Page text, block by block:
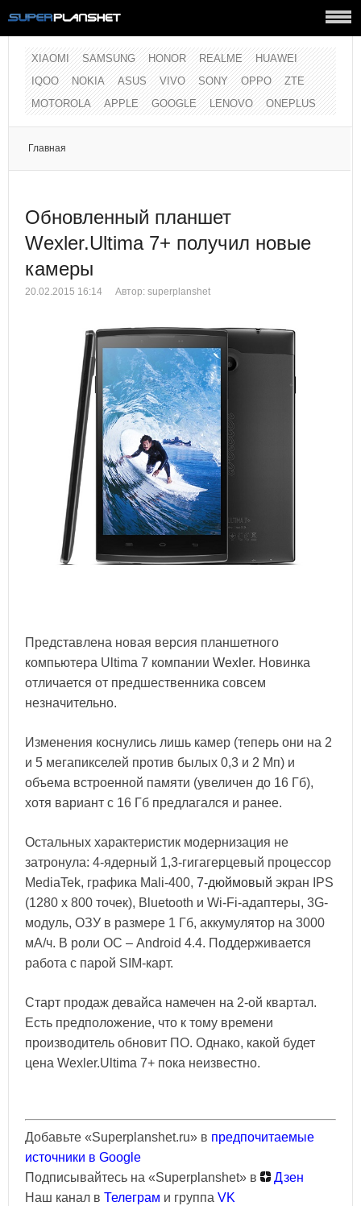
XIAOMI SAMSUNG HONOR REALME
HUAWEI
IQOO
NOKIA ASUS VIVO SONY OPPO
ZTE
MOTOROLA
APPLE GOOGLE LENOVO ONEPLUS
Главная
Обновленный планшет
Wexler.Ultima 7+ получил новые
камеры
20.02.2015 16:14 Автор: superplanshet
Представлена новая версия планшетного
компьютера Ultima 7 компании Wexler. Новинка
отличается от предшественника совсем
незначительно.
Изменения коснулись лишь камер (теперь они на 2
и 5 мегапикселей против былых 0,3 и 2 Мп) и
объема встроенной памяти (увеличен до 16 Гб),
хотя вариант с 16 Гб предлагался и ранее.
Остальных характеристик модернизация не
затронула: 4-ядерный 1,3-гигагерцевый процессор
MediaTek, графика Mali-400, 7-дюймовый экран IPS
(1280 х 800 точек), Bluetooth и Wi-Fi-адаптеры, 3G-
модуль, ОЗУ в размере 1 Гб, аккумулятор на 3000
мА/ч. В роли ОС – Android 4.4. Поддерживается
работа с парой SIM-карт.
Старт продаж девайса намечен на 2-ой квартал.
Есть предположение, что к тому времени
производитель обновит ПО. Однако, какой будет
цена Wexler.Ultima 7+ пока неизвестно.
Добавьте «Superplanshet.ru» в предпочитаемые
источники в Google
Подписывайтесь на «Superplanshet» в
Дзен
Наш канал в Телеграм и группа VK